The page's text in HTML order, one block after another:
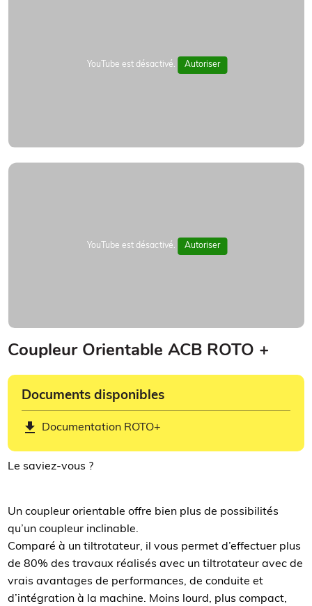
YouTube est désactivé. Autoriser
YouTube est désactivé. Autoriser
Coupleur Orientable ACB ROTO +
Documents disponibles
get_app Documentation ROTO+
Le saviez-vous ?
Un coupleur orientable offre bien plus de possibilités
qu’un coupleur inclinable.
Comparé à un tiltrotateur, il vous permet d’effectuer plus
de 80% des travaux réalisés avec un tiltrotateur avec de
vrais avantages de performances, de conduite et
d’intégration à la machine. Moins lourd, plus compact,